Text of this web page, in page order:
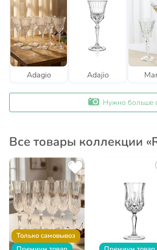
Adagio Adajio
Нужно больше
Все товары коллекции
Только самовывоз